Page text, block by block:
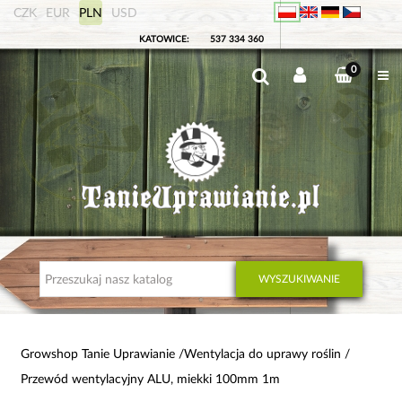
CZK EUR PLN USD
KATOWICE: 537 334 360
0
WYSZUKIWANIE
Growshop Tanie Uprawianie Wentylacja do uprawy roślin
Przewód wentylacyjny ALU, miekki 100mm 1m